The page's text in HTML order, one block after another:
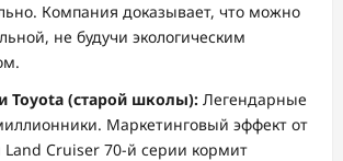
Компания доказывает, что можно
не будучи экологическим
Toyota (старой школы): Легендарные
Маркетинговый эффект от
Cruiser 70-й серии кормит